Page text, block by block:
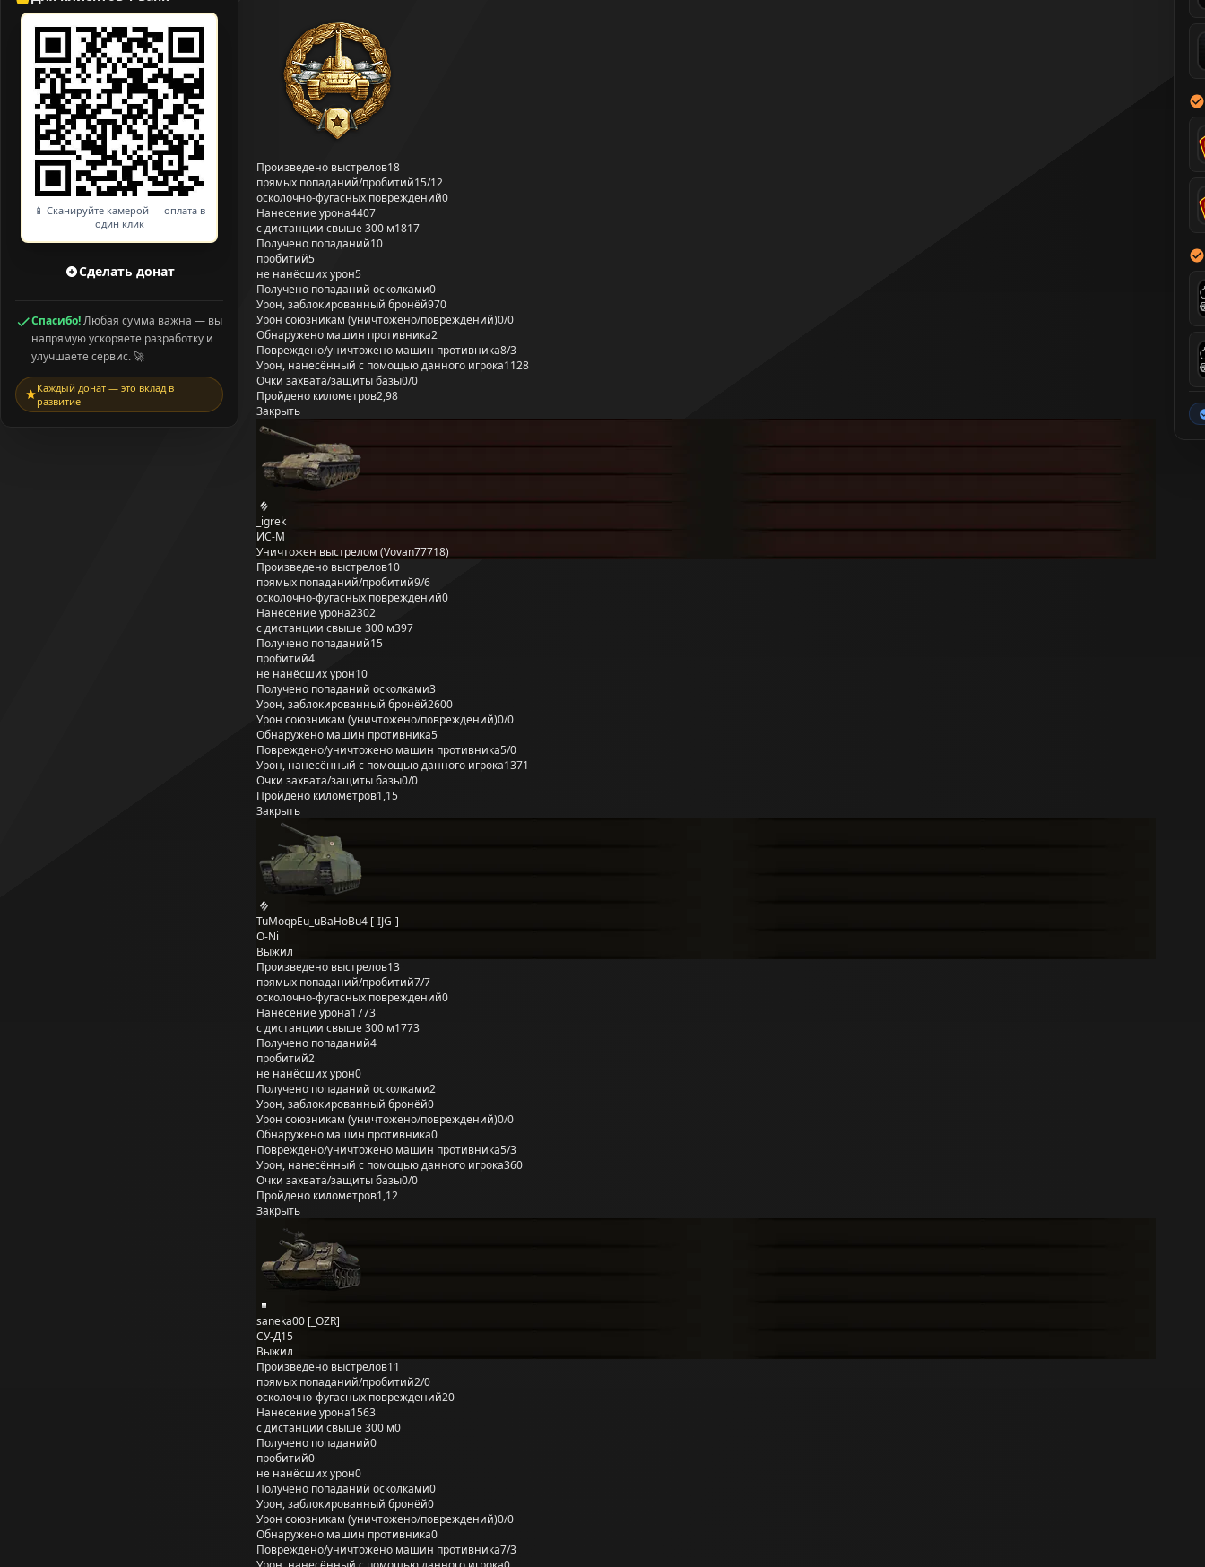
📱 Сканируйте камерой — оплата в
один клик
Сделать донат
Спасибо!Любая сумма важна — вы
напрямую ускоряете разработку и
улучшаете сервис. 🚀
Каждый донат — это вклад в
развитие
Произведено выстрелов18
прямых попаданий/пробитий15/12
осколочно-фугасных повреждений0
Нанесение урона4407
с дистанции свыше 300 м1817
Получено попаданий10
пробитий5
не нанёсших урон5
Получено попаданий осколками0
Урон, заблокированный бронёй970
Урон союзникам (уничтожено/повреждений)0/0
Обнаружено машин противника2
Повреждено/уничтожено машин противника8/3
Урон, нанесённый с помощью данного игрока1128
Очки захвата/защиты базы0/0
Пройдено километров2,98
Закрыть
_igrek
ИС-М
Уничтожен выстрелом (Vovan77718)
Произведено выстрелов10
прямых попаданий/пробитий9/6
осколочно-фугасных повреждений0
Нанесение урона2302
с дистанции свыше 300 м397
Получено попаданий15
пробитий4
не нанёсших урон10
Получено попаданий осколками3
Урон, заблокированный бронёй2600
Урон союзникам (уничтожено/повреждений)0/0
Обнаружено машин противника5
Повреждено/уничтожено машин противника5/0
Урон, нанесённый с помощью данного игрока1371
Очки захвата/защиты базы0/0
Пройдено километров1,15
Закрыть
TuMoqpEu_uBaHoBu4 [-IJG-]
O-Ni
Выжил
Произведено выстрелов13
прямых попаданий/пробитий7/7
осколочно-фугасных повреждений0
Нанесение урона1773
с дистанции свыше 300 м1773
Получено попаданий4
пробитий2
не нанёсших урон0
Получено попаданий осколками2
Урон, заблокированный бронёй0
Урон союзникам (уничтожено/повреждений)0/0
Обнаружено машин противника0
Повреждено/уничтожено машин противника5/3
Урон, нанесённый с помощью данного игрока360
Очки захвата/защиты базы0/0
Пройдено километров1,12
Закрыть
saneka00 [_OZR]
СУ-Д15
Выжил
Произведено выстрелов11
прямых попаданий/пробитий2/0
осколочно-фугасных повреждений20
Нанесение урона1563
с дистанции свыше 300 м0
Получено попаданий0
пробитий0
не нанёсших урон0
Получено попаданий осколками0
Урон, заблокированный бронёй0
Урон союзникам (уничтожено/повреждений)0/0
Обнаружено машин противника0
Повреждено/уничтожено машин противника7/3